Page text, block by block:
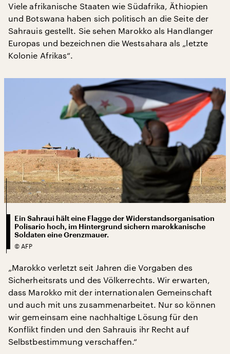
Viele afrikanische Staaten wie Südafrika, Äthiopien
und Botswana haben sich politisch an die Seite der
Sahrauis gestellt. Sie sehen Marokko als Handlanger
Europas und bezeichnen die Westsahara als „letzte
Kolonie Afrikas“.
Ein Sahraui hält eine Flagge der Widerstandsorganisation
Polisario hoch, im Hintergrund sichern marokkanische
Soldaten eine Grenzmauer.
© AFP
„Marokko verletzt seit Jahren die Vorgaben des
Sicherheitsrats und des Völkerrechts. Wir erwarten,
dass Marokko mit der internationalen Gemeinschaft
und auch mit uns zusammenarbeitet. Nur so können
wir gemeinsam eine nachhaltige Lösung für den
Konflikt finden und den Sahrauis ihr Recht auf
Selbstbestimmung verschaffen.“